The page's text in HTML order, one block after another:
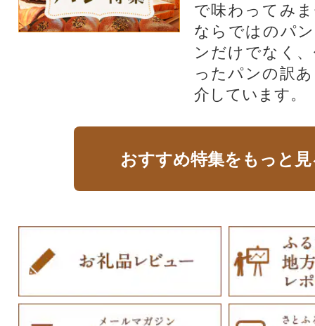
で味わってみ
ならではのパ
ンだけでなく
ったパンの訳
介しています。
おすすめ特集をもっと